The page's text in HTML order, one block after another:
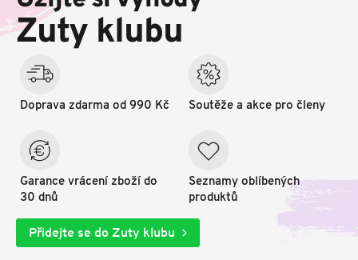
í
Zuty klubu
Doprava zdarma od 990 Kč
Garance vrácení zboží do
30 dnů
Soutěže a akce pro členy
Seznamy oblíbených
produktů
Přidejte se do Zuty klubu